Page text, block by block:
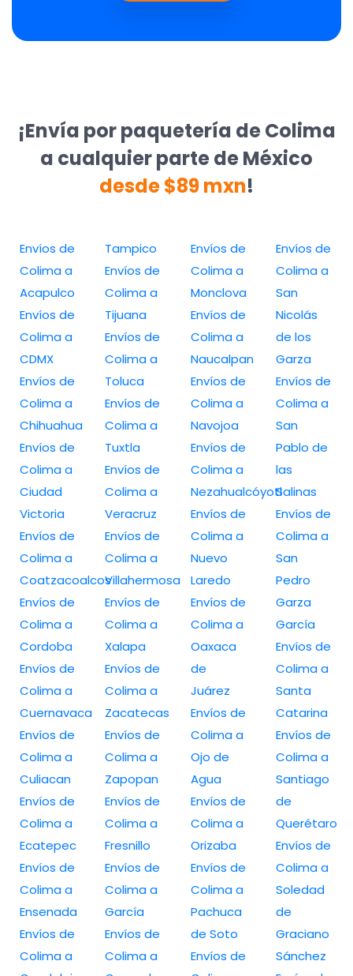
¡Envía por paquetería de Colima
a cualquier parte de México
desde $89 mxn!
Envíos de
Colima a
Acapulco
Envíos de
Colima a
CDMX
Envíos de
Colima a
Chihuahua
Envíos de
Colima a
Ciudad
Victoria
Envíos de
Colima a
Coatzacoalcos
Envíos de
Colima a
Cordoba
Envíos de
Colima a
Cuernavaca
Envíos de
Colima a
Culiacan
Envíos de
Colima a
Ecatepec
Envíos de
Colima a
Ensenada
Envíos de
Colima a
Tampico
Envíos de
Colima a
Tijuana
Envíos de
Colima a
Toluca
Envíos de
Colima a
Tuxtla
Envíos de
Colima a
Veracruz
Envíos de
Colima a
Villahermosa
Envíos de
Colima a
Xalapa
Envíos de
Colima a
Zacatecas
Envíos de
Colima a
Zapopan
Envíos de
Colima a
Fresnillo
Envíos de
Colima a
García
Envíos de
Colima a
Envíos de
Colima a
Monclova
Envíos de
Colima a
Naucalpan
Envíos de
Colima a
Navojoa
Envíos de
Colima a
Nezahualcóyotl
Envíos de
Colima a
Nuevo
Laredo
Envíos de
Colima a
Oaxaca
de
Juárez
Envíos de
Colima a
Ojo de
Agua
Envíos de
Colima a
Orizaba
Envíos de
Colima a
Pachuca
de Soto
Envíos de
Envíos de
Colima a
San
Nicolás
de los
Garza
Envíos de
Colima a
San
Pablo de
las
Salinas
Envíos de
Colima a
San
Pedro
Garza
García
Envíos de
Colima a
Santa
Catarina
Envíos de
Colima a
Santiago
de
Querétaro
Envíos de
Colima a
Soledad
de
Graciano
Sánchez